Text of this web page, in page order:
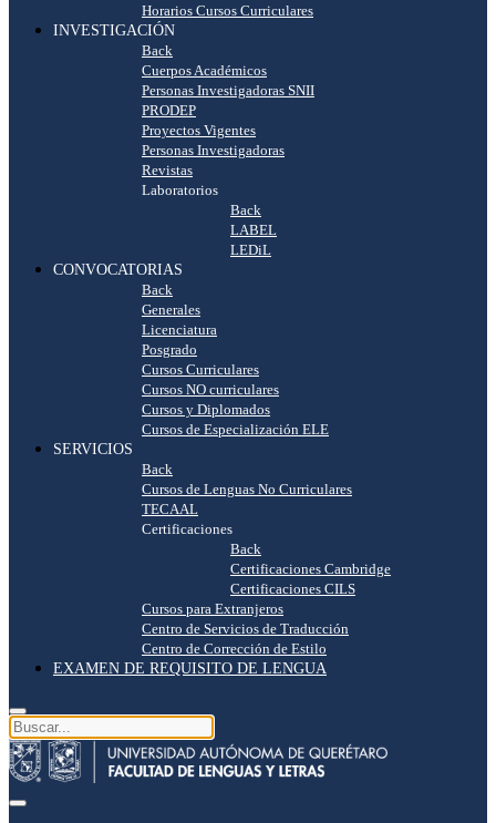
Horarios Cursos Curriculares
INVESTIGACIÓN
Back
Cuerpos Académicos
Personas Investigadoras SNII
PRODEP
Proyectos Vigentes
Personas Investigadoras
Revistas
Laboratorios
Back
LABEL
LEDiL
CONVOCATORIAS
Back
Generales
Licenciatura
Posgrado
Cursos Curriculares
Cursos NO curriculares
Cursos y Diplomados
Cursos de Especialización ELE
SERVICIOS
Back
Cursos de Lenguas No Curriculares
TECAAL
Certificaciones
Back
Certificaciones Cambridge
Certificaciones CILS
Cursos para Extranjeros
Centro de Servicios de Traducción
Centro de Corrección de Estilo
EXAMEN DE REQUISITO DE LENGUA